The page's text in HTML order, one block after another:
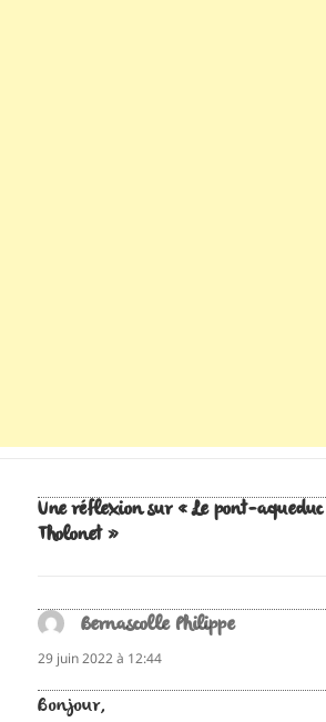
Une réflexion sur « Le pont-
Tholonet »
Bernascolle Philippedit :
29 juin 2022 à 12:44
Bonjour,